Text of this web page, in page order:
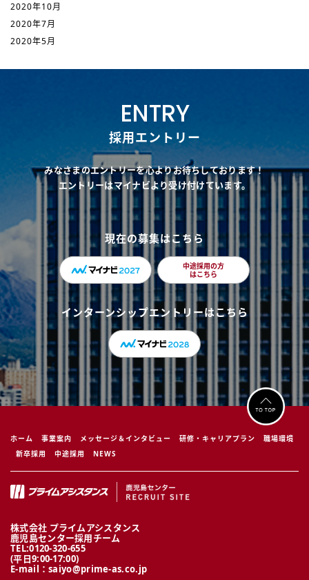
2020年10月
2020年7月
2020年5月
ENTRY
採用エントリー
みなさまのエントリーを心よりお待ちしております！
エントリーはマイナビより受け付けています。
現在の募集はこちら
中途採用の方
はこちら
インターンシップエントリーはこちら
ホーム 事業案内 メッセージ＆インタビュー 研修・キャリアプラン
職場環境
新卒採用
中途採用 NEWS
株式会社 プライムアシスタンス
鹿児島センター採用チーム
TEL:0120-320-655
(平日9:00-17:00)
E-mail：saiyo@prime-as.co.jp